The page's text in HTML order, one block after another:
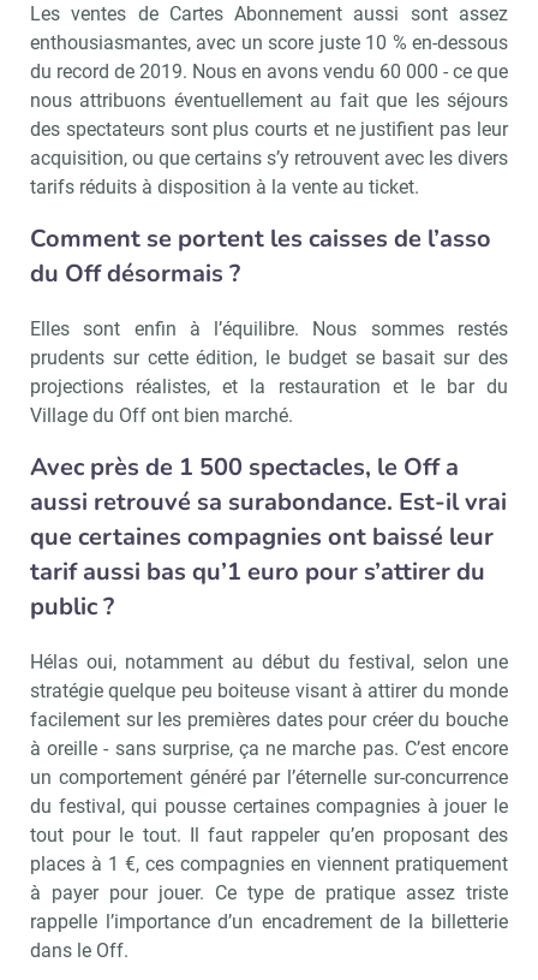
Les ventes de Cartes Abonnement aussi sont assez
enthousiasmantes, avec un score juste 10 % en-dessous
du record de 2019. Nous en avons vendu 60 000 - ce que
nous attribuons éventuellement au fait que les séjours
des spectateurs sont plus courts et ne justifient pas leur
acquisition, ou que certains s’y retrouvent avec les divers
tarifs réduits à disposition à la vente au ticket.
Comment se portent les caisses de l’asso
du Off désormais ?
Elles sont enfin à l’équilibre. Nous sommes restés
prudents sur cette édition, le budget se basait sur des
projections réalistes, et la restauration et le bar du
Village du Off ont bien marché.
Avec près de 1 500 spectacles, le Off a
aussi retrouvé sa surabondance. Est-il vrai
que certaines compagnies ont baissé leur
tarif aussi bas qu’1 euro pour s’attirer du
public ?
Hélas oui, notamment au début du festival, selon une
stratégie quelque peu boiteuse visant à attirer du monde
facilement sur les premières dates pour créer du bouche
à oreille - sans surprise, ça ne marche pas. C’est encore
un comportement généré par l’éternelle sur-concurrence
du festival, qui pousse certaines compagnies à jouer le
tout pour le tout. Il faut rappeler qu’en proposant des
places à 1 €, ces compagnies en viennent pratiquement
à payer pour jouer. Ce type de pratique assez triste
rappelle l’importance d’un encadrement de la billetterie
dans le Off.